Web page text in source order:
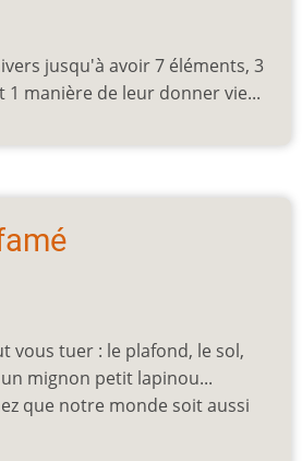
jusqu'à avoir 7 éléments, 3
1 manière de leur donner vie...
vous tuer : le plafond, le sol,
mignon petit lapinou...
que notre monde soit aussi